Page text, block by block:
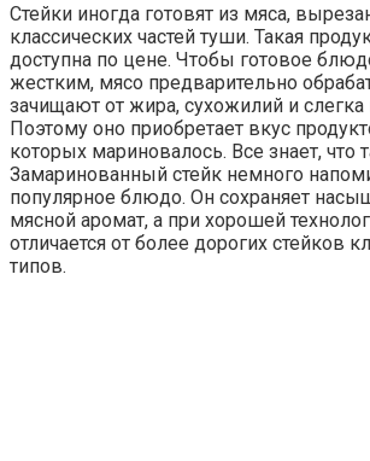
Стейки иногда готовят из мяса,
классических частей туши. Такая
доступна по цене. Чтобы готовое
жестким, мясо предварительно
зачищают от жира, сухожилий и
Поэтому оно приобретает вкус
которых мариновалось. Все знает,
Замаринованный стейк немного
популярное блюдо. Он сохраняет
мясной аромат, а при хорошей
отличается от более дорогих стейков
типов.